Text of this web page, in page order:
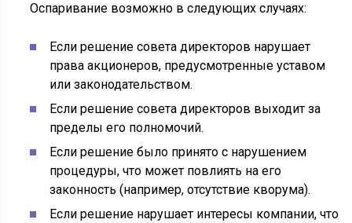
Оспаривание возможно в следующих случаях:
Если решение совета директоров нарушает
права акционеров, предусмотренные уставом
или законодательством.
Если решение совета директоров выходит за
пределы его полномочий.
Если решение было принято с нарушением
процедуры, что может повлиять на его
законность (например, отсутствие кворума).
Если решение нарушает интересы компании, что